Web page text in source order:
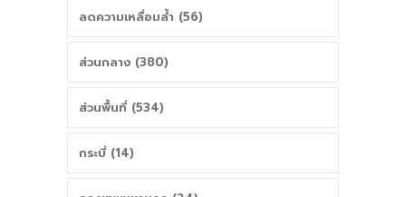
ลดความเหลื่อมล้ำ (56)
ส่วนกลาง (380)
ส่วนพื้นที่ (534)
กระบี่ (14)